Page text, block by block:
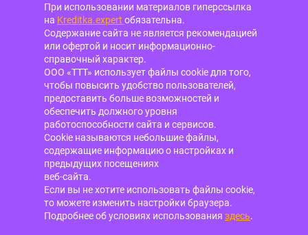
При использовании материалов гиперссылка
на Kreditka.expert обязательна.
Содержание сайта не является рекомендацией
или офертой и носит информационно-
справочный характер.
ООО «ТТТ» использует файлы cookie для того,
чтобы повысить удобство пользователей,
предоставить больше возможностей и
обеспечить должного уровня
работоспособности сайта и сервисов.
Cookie называются небольшие файлы,
содержащие информацию о настройках и
предыдущих посещениях
веб-сайта.
Если вы не хотите использовать файлы cookie,
то можете изменить настройки браузера.
Подробнее об условиях использования здесь.